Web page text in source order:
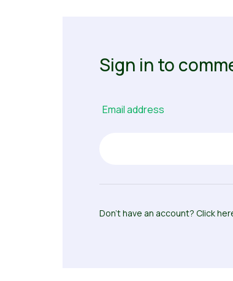
Sign in to
Email address
Don’t have an account? Click